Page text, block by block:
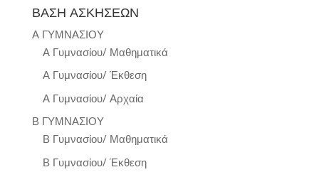
ΒΑΣΗ ΑΣΚΗΣΕΩΝ
Α ΓΥΜΝΑΣΙΟΥ
Α Γυμνασίου/ Μαθηματικά
Α Γυμνασίου/ Έκθεση
Α Γυμνασίου/ Αρχαία
Β ΓΥΜΝΑΣΙΟΥ
Β Γυμνασίου/ Μαθηματικά
Β Γυμνασίου/ Έκθεση